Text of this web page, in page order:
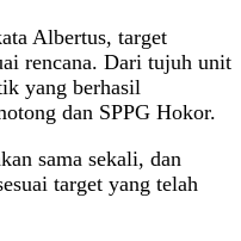
Albertus, target
rencana. Dari tujuh unit
yang berhasil
dan SPPG Hokor.
sama sekali, dan
target yang telah